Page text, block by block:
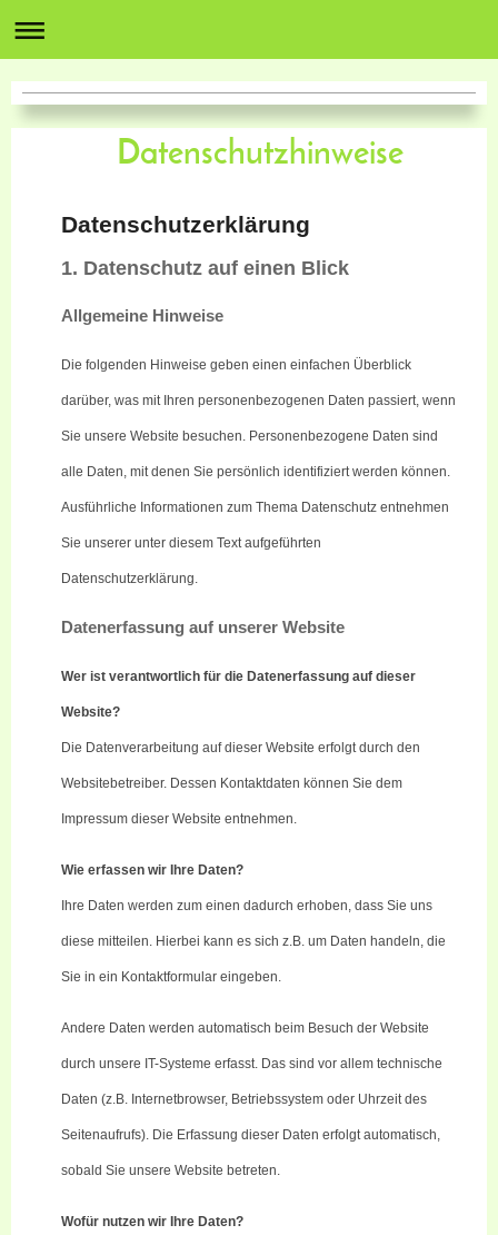
Datenschutzhinweise
Datenschutzerklärung
1. Datenschutz auf einen Blick
Allgemeine Hinweise
Die folgenden Hinweise geben einen einfachen Überblick
darüber, was mit Ihren personenbezogenen Daten passiert, wenn
Sie unsere Website besuchen. Personenbezogene Daten sind
alle Daten, mit denen Sie persönlich identifiziert werden können.
Ausführliche Informationen zum Thema Datenschutz entnehmen
Sie unserer unter diesem Text aufgeführten
Datenschutzerklärung.
Datenerfassung auf unserer Website
Wer ist verantwortlich für die Datenerfassung auf dieser
Website?
Die Datenverarbeitung auf dieser Website erfolgt durch den
Websitebetreiber. Dessen Kontaktdaten können Sie dem
Impressum dieser Website entnehmen.
Wie erfassen wir Ihre Daten?
Ihre Daten werden zum einen dadurch erhoben, dass Sie uns
diese mitteilen. Hierbei kann es sich z.B. um Daten handeln, die
Sie in ein Kontaktformular eingeben.
Andere Daten werden automatisch beim Besuch der Website
durch unsere IT-Systeme erfasst. Das sind vor allem technische
Daten (z.B. Internetbrowser, Betriebssystem oder Uhrzeit des
Seitenaufrufs). Die Erfassung dieser Daten erfolgt automatisch,
sobald Sie unsere Website betreten.
Wofür nutzen wir Ihre Daten?